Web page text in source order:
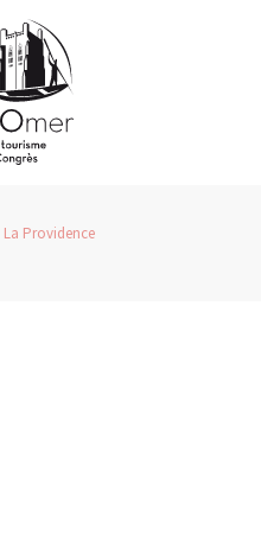
La Providence